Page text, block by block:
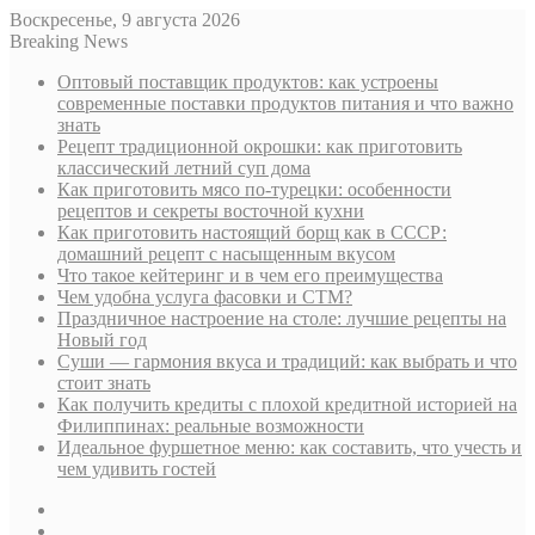
Воскресенье, 9 августа 2026
Breaking News
Оптовый поставщик продуктов: как устроены
современные поставки продуктов питания и что важно
знать
Рецепт традиционной окрошки: как приготовить
классический летний суп дома
Как приготовить мясо по-турецки: особенности
рецептов и секреты восточной кухни
Как приготовить настоящий борщ как в СССР:
домашний рецепт с насыщенным вкусом
Что такое кейтеринг и в чем его преимущества
Чем удобна услуга фасовки и СТМ?
Праздничное настроение на столе: лучшие рецепты на
Новый год
Суши — гармония вкуса и традиций: как выбрать и что
стоит знать
Как получить кредиты с плохой кредитной историей на
Филиппинах: реальные возможности
Идеальное фуршетное меню: как составить, что учесть и
чем удивить гостей